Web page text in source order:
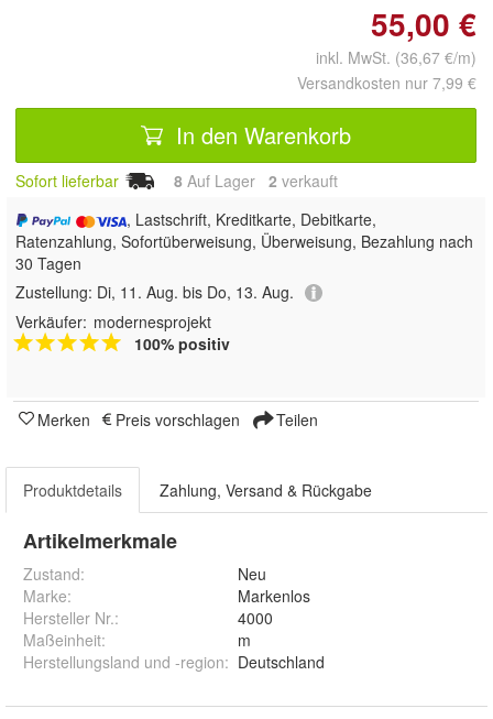
55,00 €
inkl. MwSt. (36,67 €/m)
Versandkosten nur 7,99 €
In den Warenkorb
Sofort lieferbar 8 Auf Lager 2 verkauft
, Lastschrift, Kreditkarte, Debitkarte,
Ratenzahlung, Sofortüberweisung, Überweisung, Bezahlung nach
30 Tagen
Zustellung: Di, 11. Aug. bis Do, 13. Aug.
Verkäufer: modernesprojekt
100% positiv
Merken Preis vorschlagen Teilen
Produktdetails Zahlung, Versand & Rückgabe
Artikelmerkmale
Zustand:
Neu
Marke:
Markenlos
Hersteller Nr.:
4000
Maßeinheit:
m
Herstellungsland und -region: Deutschland